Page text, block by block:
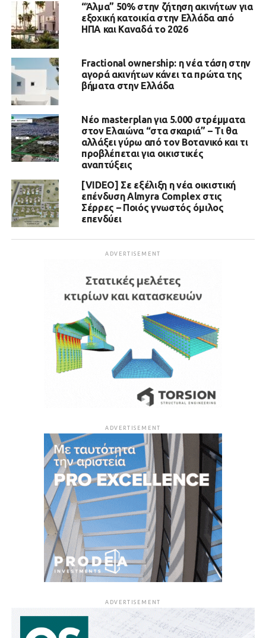
“Άλμα” 50% στην ζήτηση ακινήτων για
εξοχική κατοικία στην Ελλάδα από
ΗΠΑ και Καναδά το 2026
Fractional ownership: η νέα τάση στην
αγορά ακινήτων κάνει τα πρώτα της
βήματα στην Ελλάδα
Νέο masterplan για 5.000 στρέμματα
στον Ελαιώνα “στα σκαριά” – Τι θα
αλλάξει γύρω από τον Βοτανικό και τι
προβλέπεται για οικιστικές
αναπτύξεις
[VIDEO] Σε εξέλιξη η νέα οικιστική
επένδυση Almyra Complex στις
Σέρρες – Ποιός γνωστός όμιλος
επενδύει
ADVERTISEMENT
ADVERTISEMENT
ADVERTISEMENT